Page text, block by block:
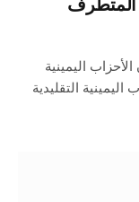
اليمينية
التقليدية